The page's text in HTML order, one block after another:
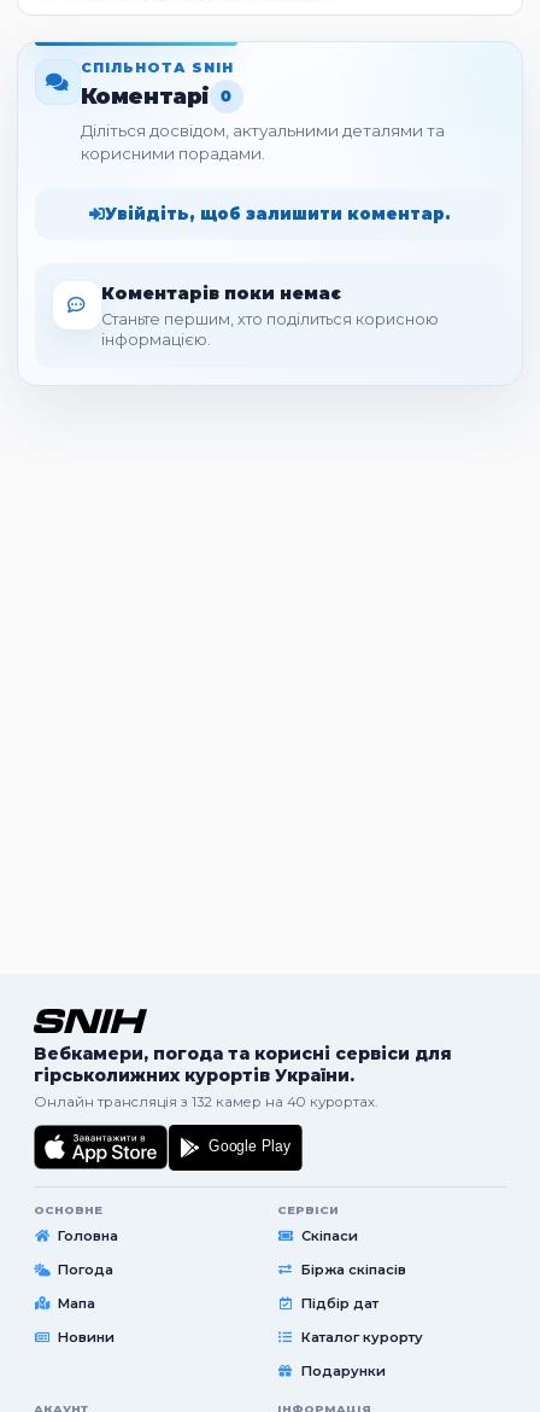
СПІЛЬНОТА SNIH
Коментарі 0
Діліться досвідом, актуальними деталями та
корисними порадами.
Увійдіть, щоб залишити коментар.
Коментарів поки немає
Станьте першим, хто поділиться корисною
інформацією.
Вебкамери, погода та корисні сервіси для
гірськолижних курортів України.
Онлайн трансляція з 132 камер на 40 курортах.
ОСНОВНЕ
Головна
Погода
Мапа
Новини
СЕРВІСИ
Скіпаси
Біржа скіпасів
Підбір дат
Каталог курорту
Подарунки
АКАУНТ ІНФОРМАЦІЯ